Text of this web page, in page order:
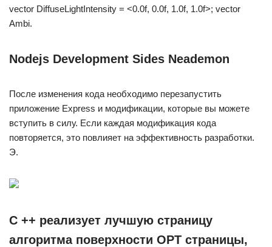
vector DiffuseLightIntensity = <0.0f, 0.0f, 1.0f, 1.0f>; vector
Ambi.
Nodejs Development Sides Neademon
После изменения кода необходимо перезапустить
приложение Express и модификации, которые вы можете
вступить в силу. Если каждая модификация кода
повторяется, это повлияет на эффективность разработки.
Э.
C ++ реализует лучшую страницу
алгоритма поверхности OPT страницы,